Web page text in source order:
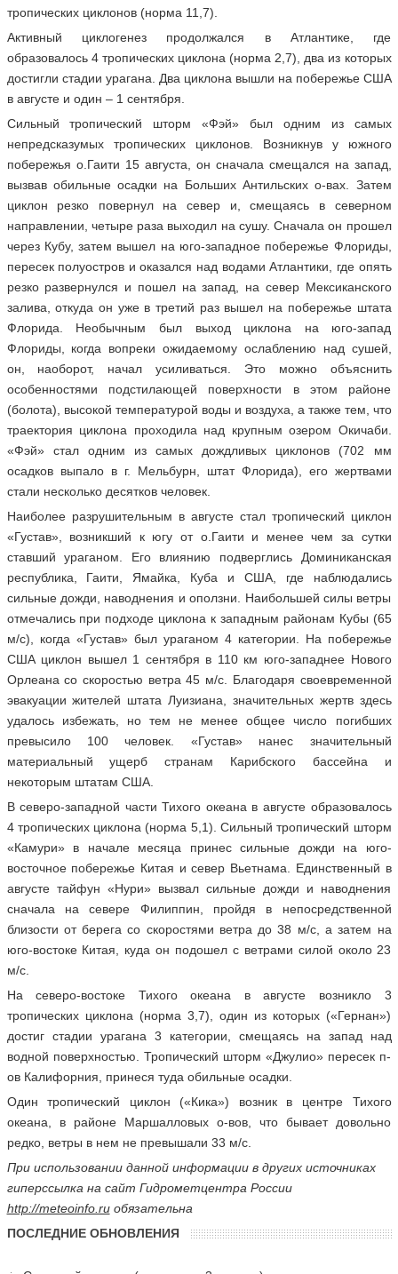
тропических циклонов (норма 11,7).
Активный циклогенез продолжался в Атлантике, где
образовалось 4 тропических циклона (норма 2,7), два из которых
достигли стадии урагана. Два циклона вышли на побережье США
в августе и один – 1 сентября.
Сильный тропический шторм «Фэй» был одним из самых
непредсказумых тропических циклонов. Возникнув у южного
побережья о.Гаити 15 августа, он сначала смещался на запад,
вызвав обильные осадки на Больших Антильских о-вах. Затем
циклон резко повернул на север и, смещаясь в северном
направлении, четыре раза выходил на сушу. Сначала он прошел
через Кубу, затем вышел на юго-западное побережье Флориды,
пересек полуостров и оказался над водами Атлантики, где опять
резко развернулся и пошел на запад, на север Мексиканского
залива, откуда он уже в третий раз вышел на побережье штата
Флорида. Необычным был выход циклона на юго-запад
Флориды, когда вопреки ожидаемому ослаблению над сушей,
он, наоборот, начал усиливаться. Это можно объяснить
особенностями подстилающей поверхности в этом районе
(болота), высокой температурой воды и воздуха, а также тем, что
траектория циклона проходила над крупным озером Окичаби.
«Фэй» стал одним из самых дождливых циклонов (702 мм
осадков выпало в г. Мельбурн, штат Флорида), его жертвами
стали несколько десятков человек.
Наиболее разрушительным в августе стал тропический циклон
«Густав», возникший к югу от о.Гаити и менее чем за сутки
ставший ураганом. Его влиянию подверглись Доминиканская
республика, Гаити, Ямайка, Куба и США, где наблюдались
сильные дожди, наводнения и оползни. Наибольшей силы ветры
отмечались при подходе циклона к западным районам Кубы (65
м/с), когда «Густав» был ураганом 4 категории. На побережье
США циклон вышел 1 сентября в 110 км юго-западнее Нового
Орлеана со скоростью ветра 45 м/с. Благодаря своевременной
эвакуации жителей штата Луизиана, значительных жертв здесь
удалось избежать, но тем не менее общее число погибших
превысило 100 человек. «Густав» нанес значительный
материальный ущерб странам Карибского бассейна и
некоторым штатам США.
В северо-западной части Тихого океана в августе образовалось
4 тропических циклона (норма 5,1). Сильный тропический шторм
«Камури» в начале месяца принес сильные дожди на юго-
восточное побережье Китая и север Вьетнама. Единственный в
августе тайфун «Нури» вызвал сильные дожди и наводнения
сначала на севере Филиппин, пройдя в непосредственной
близости от берега со скоростями ветра до 38 м/с, а затем на
юго-востоке Китая, куда он подошел с ветрами силой около 23
м/с.
На северо-востоке Тихого океана в августе возникло 3
тропических циклона (норма 3,7), один из которых («Гернан»)
достиг стадии урагана 3 категории, смещаясь на запад над
водной поверхностью. Тропический шторм «Джулио» пересек п-
ов Калифорния, принеся туда обильные осадки.
Один тропический циклон («Кика») возник в центре Тихого
океана, в районе Маршалловых о-вов, что бывает довольно
редко, ветры в нем не превышали 33 м/с.
При использовании данной информации в других источниках
гиперссылка на сайт Гидрометцентра России
http://meteoinfo.ruобязательна
ПОСЛЕДНИЕ ОБНОВЛЕНИЯ